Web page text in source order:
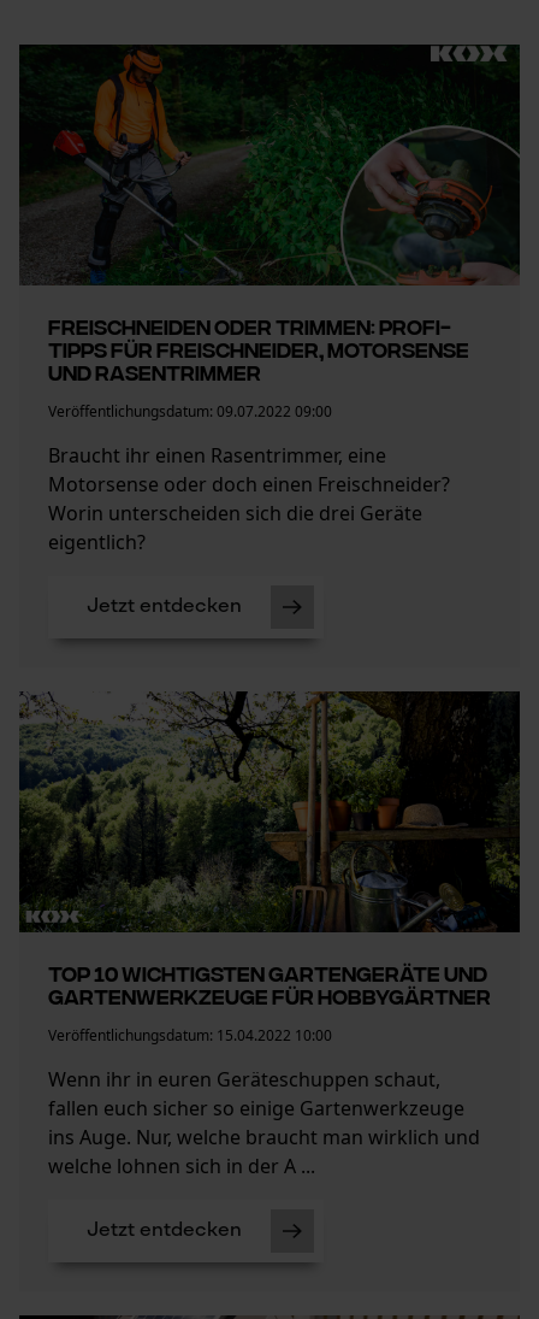
Freischneiden oder Trimmen: Profi-
Tipps für Freischneider, Motorsense
und Rasentrimmer
Veröffentlichungsdatum: 09.07.2022 09:00
Braucht ihr einen Rasentrimmer, eine
Motorsense oder doch einen Freischneider?
Worin unterscheiden sich die drei Geräte
eigentlich?
Jetzt entdecken
Top 10 wichtigsten Gartengeräte und
Gartenwerkzeuge für Hobbygärtner
Veröffentlichungsdatum: 15.04.2022 10:00
Wenn ihr in euren Geräteschuppen schaut,
fallen euch sicher so einige Gartenwerkzeuge
ins Auge. Nur, welche braucht man wirklich und
welche lohnen sich in der A ...
Jetzt entdecken